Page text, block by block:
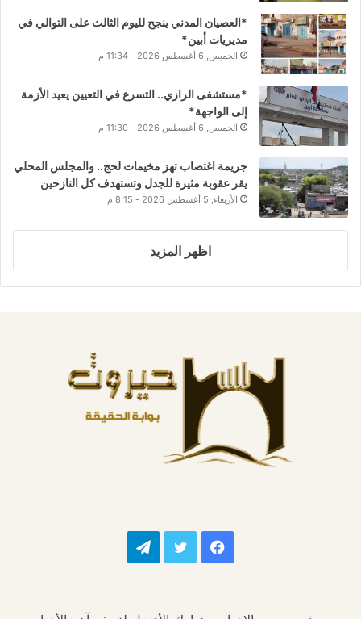
*العصيان المدني ينجح لليوم الثالث على التوالي في
مديريات أبين*
الخميس, 6 أغسطس 2026 - 11:34 م
*مستشفى الرازي.. التسرع في التعيين يعيد الأزمة
إلى الواجهة*
الخميس, 6 أغسطس 2026 - 11:30 م
جريمة اغتصاب تهز مخيمات لحج.. والمجلس المحلي
يقر عقوبة مثيرة للجدل وتستهدف كل النازحين
الأربعاء, 5 أغسطس 2026 - 8:15 م
اظهر المزيد
فيسبوك تويتر تيلقرام